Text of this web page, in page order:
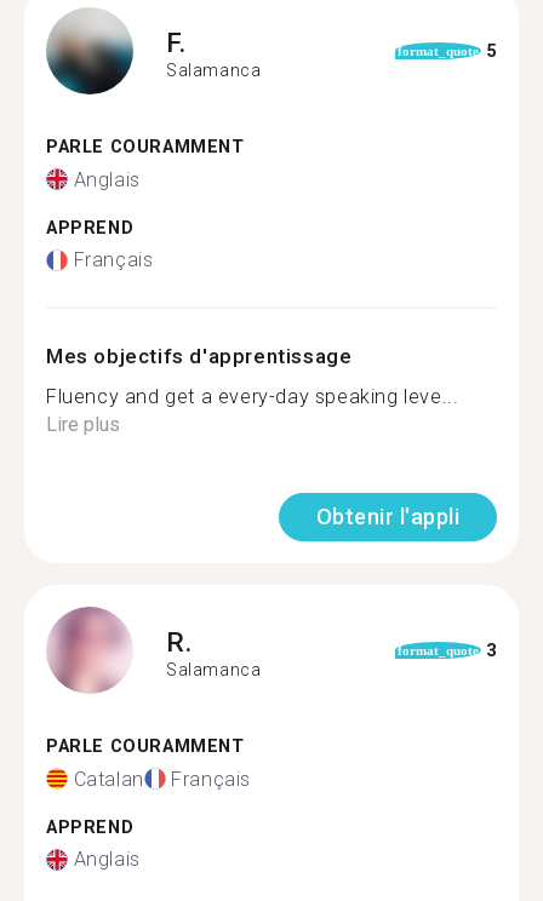
F.
Salamanca
format_quote 5
PARLE COURAMMENT
Anglais
APPREND
Français
Mes objectifs d'apprentissage
Fluency and get a every-day speaking leve...
Lire plus
Obtenir l'appli
R.
Salamanca
format_quote 3
PARLE COURAMMENT
Catalan Français
APPREND
Anglais